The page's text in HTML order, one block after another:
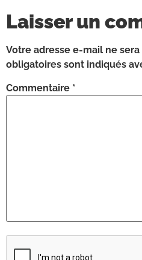
Laisser un
Votre adresse e-mail ne
obligatoires sont indiqués
Commentaire *